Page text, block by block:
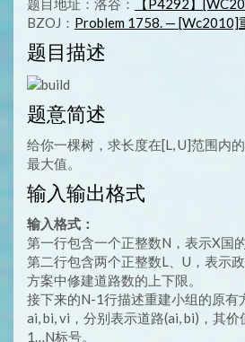
题目地址：洛谷： 【P4292】
BZOJ： Problem 1758. — [Wc2010]
题目描述
题意简述
给你一棵树，求长度在[L, U]范围内
最大值。
输入输出格式
输入格式：
第一行包含一个正整数N，表示X国
第二行包含两个正整数L、U，表示
方案中修建道路数的上下限。
接下来的N-1行描述重建小组的原有
ai, bi, vi，分别表示道路(ai, bi)，其
1…N标号。